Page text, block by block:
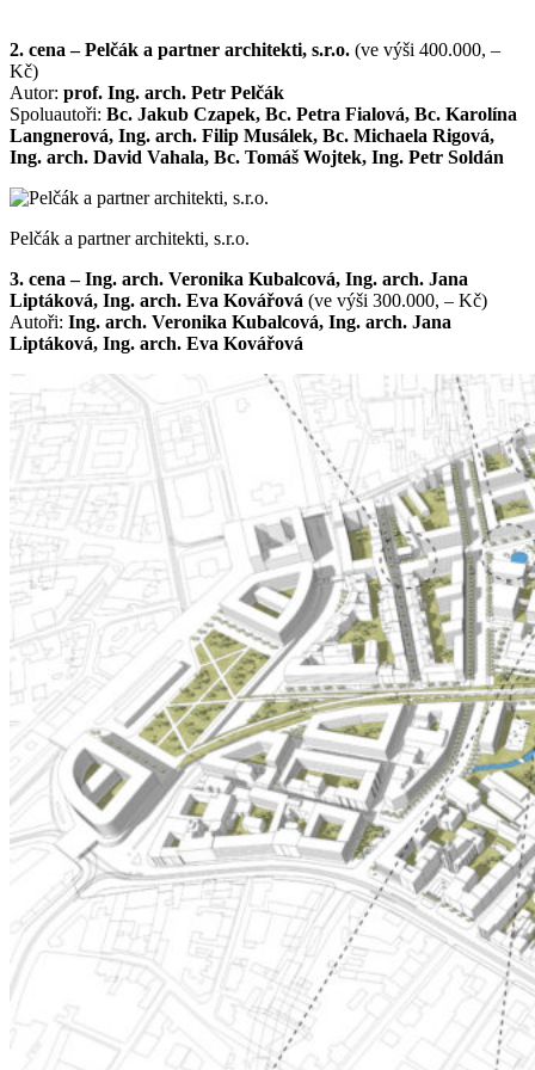
2. cena – Pelčák a partner architekti, s.r.o. (ve výši 400.000, –
Kč)
Autor: prof. Ing. arch. Petr Pelčák
Spoluautoři: Bc. Jakub Czapek, Bc. Petra Fialová, Bc. Karolína
Langnerová, Ing. arch. Filip Musálek, Bc. Michaela Rigová,
Ing. arch. David Vahala, Bc. Tomáš Wojtek, Ing. Petr Soldán
Pelčák a partner architekti, s.r.o.
3. cena – Ing. arch. Veronika Kubalcová, Ing. arch. Jana
Liptáková, Ing. arch. Eva Kovářová (ve výši 300.000, – Kč)
Autoři: Ing. arch. Veronika Kubalcová, Ing. arch. Jana
Liptáková, Ing. arch. Eva Kovářová